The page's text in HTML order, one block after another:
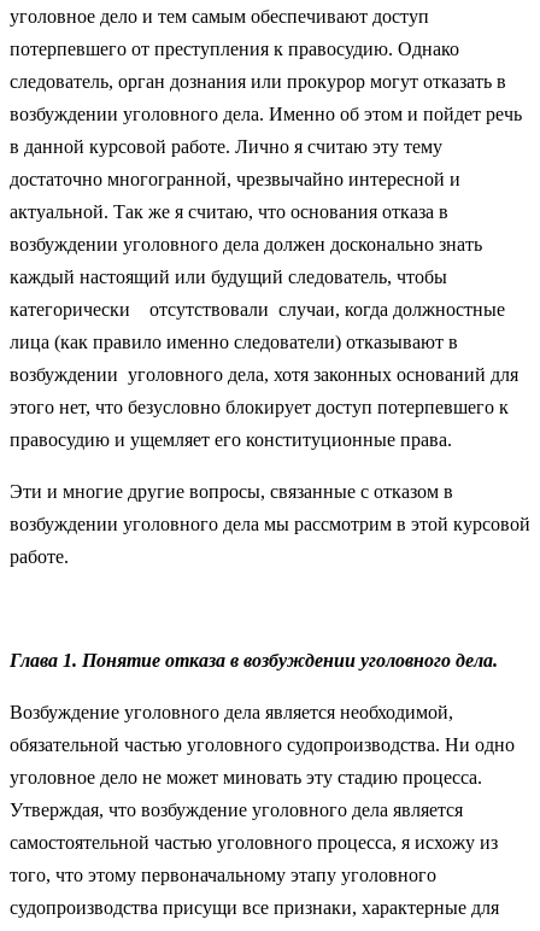
уголовное дело и тем самым обеспечивают доступ
потерпевшего от преступления к правосудию. Однако
следователь, орган дознания или прокурор могут отказать в
возбуждении уголовного дела. Именно об этом и пойдет речь
в данной курсовой работе. Лично я считаю эту тему
достаточно многогранной, чрезвычайно интересной и
актуальной. Так же я считаю, что основания отказа в
возбуждении уголовного дела должен досконально знать
каждый настоящий или будущий следователь, чтобы
категорически отсутствовали случаи, когда должностные
лица (как правило именно следователи) отказывают в
возбуждении уголовного дела, хотя законных оснований для
этого нет, что безусловно блокирует доступ потерпевшего к
правосудию и ущемляет его конституционные права.
Эти и многие другие вопросы, связанные с отказом в
возбуждении уголовного дела мы рассмотрим в этой курсовой
работе.
Глава 1. Понятие отказа в возбуждении уголовного дела.
Возбуждение уголовного дела является необходимой,
обязательной частью уголовного судопроизводства. Ни одно
уголовное дело не может миновать эту стадию процесса.
Утверждая, что возбуждение уголовного дела является
самостоятельной частью уголовного процесса, я исхожу из
того, что этому первоначальному этапу уголовного
судопроизводства присущи все признаки, характерные для